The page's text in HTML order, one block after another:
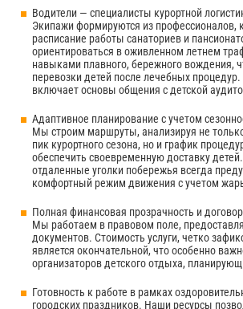
Водители — специалисты курортной
Экипажи формируются из профессионалов,
расписание работы санаториев и
ориентироваться в оживленном летнем
навыками плавного, бережного вождения,
перевозки детей после лечебных
включает основы общения с детской
Адаптивное планирование с учетом
Мы строим маршруты, анализируя не
пик курортного сезона, но и график
обеспечить своевременную доставку
отдаленные уголки побережья всегда
комфортный режим движения с учетом
Полная финансовая прозрачность и
Мы работаем в правовом поле,
документов. Стоимость услуги, четко
является окончательной, что особенно
организаторов детского отдыха,
Готовность к работе в рамках
городских праздников. Наши ресурсы